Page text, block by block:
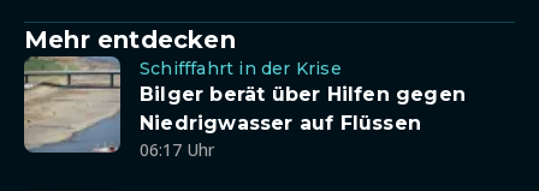
Mehr entdecken
Schifffahrt in der Krise
Bilger berät über Hilfen gegen
Niedrigwasser auf Flüssen
06:17 Uhr